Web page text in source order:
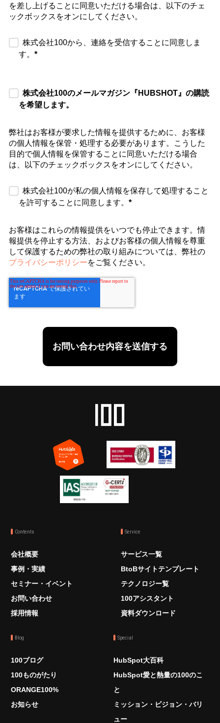
を差し上げることに同意いただける場合は、以下のチェ
ックボックスをオンにしてください。
株式会社100から、連絡を受信することに同意しま
す。 *
株式会社100のメールマガジン『HUBSHOT』の購読
を希望します。
弊社はお客様が要求した情報を提供するために、お客様
の個人情報を保管・処理する必要があります。こうした
目的で個人情報を保管することに同意いただける場合
は、以下のチェックボックスをオンにしてください。
株式会社100が私の個人情報を保存して処理すること
を許可することに同意します。 *
お客様はこれらの情報提供をいつでも停止できます。情
報提供を停止する方法、およびお客様の個人情報を尊重
して保護するための弊社の取り組みについては、弊社の
プライバシーポリシーをご覧ください。
Contents
会社概要
事例・実績
セミナー・イベント
お問い合わせ
採用情報
Service
サービス一覧
BtoBサイトテンプレート
テクノロジー覧
100アシスタント
資料ダウンロード
Blog
100ブログ
100ものがたり
ORANGE100%
お知らせ
Special
HubSpot大百科
HubSpot愛と熱量の100のこ
と
ミッション・ビジョン・バリ
ュー